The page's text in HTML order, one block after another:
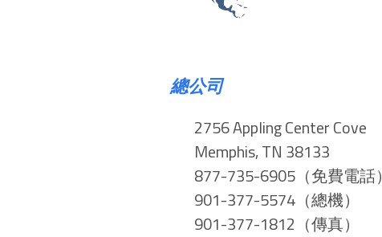
總公司
2756 Appling Center Cove
Memphis, TN 38133
877-735-6905（免費電話）
901-377-5574（總機）
901-377-1812（傳真）